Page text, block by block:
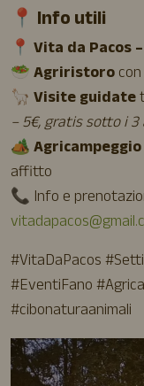
📍 Info utili
📍 Vita da Pacos
🥗Agriristoro
🦙 Visite guidate
– 5€, gratis sotto i 3
🏕Agricampeggio
affitto
📞 Info e
#VitaDaPacos
#EventiFano
#cibonaturaanimali